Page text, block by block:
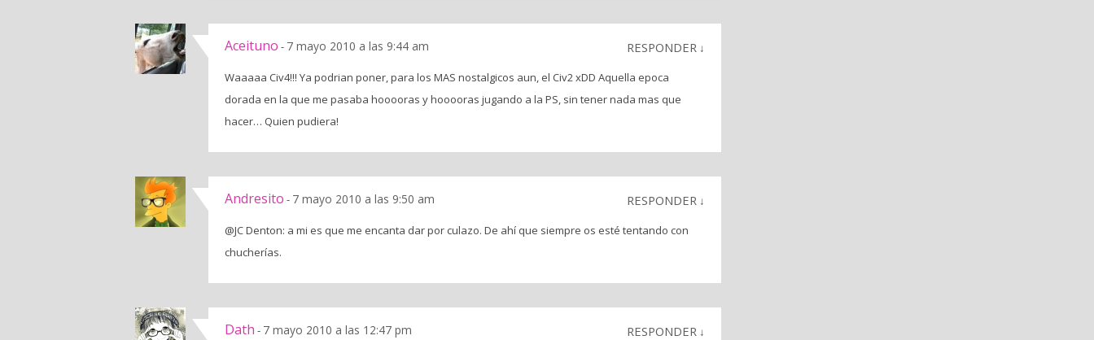
Aceituno - 7 mayo 2010 a las 9:44 am RESPONDER ↓
Waaaaa Civ4!!! Ya podrian poner, para los MAS nostalgicos aun, el Civ2 xDD Aquella epoca
dorada en la que me pasaba hooooras y hooooras jugando a la PS, sin tener nada mas que
hacer… Quien pudiera!
Andresito - 7 mayo 2010 a las 9:50 am RESPONDER ↓
@JC Denton: a mi es que me encanta dar por culazo. De ahí que siempre os esté tentando con
chucherías.
Dath - 7 mayo 2010 a las 12:47 pm RESPONDER ↓